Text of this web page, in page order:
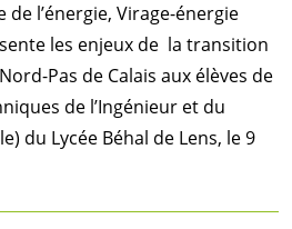
de l’énergie, Virage-énergie
les enjeux de la transition
Pas de Calais aux élèves de
de l’Ingénieur et du
du Lycée Béhal de Lens, le 9